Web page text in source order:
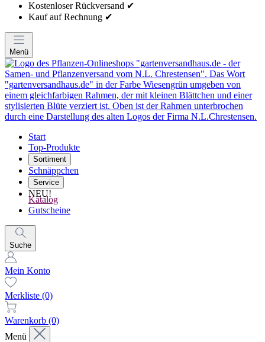
Kostenloser Rückversand ✔
Kauf auf Rechnung ✔
Menü
Start
Top-Produkte
Sortiment
Schnäppchen
Service
NEU!
Katalog
Gutscheine
Suche
Mein Konto
Merkliste (0)
Warenkorb (0)
Menü